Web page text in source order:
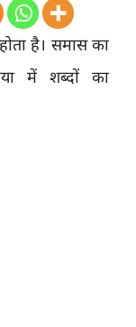
है। समास का
में शब्दों का